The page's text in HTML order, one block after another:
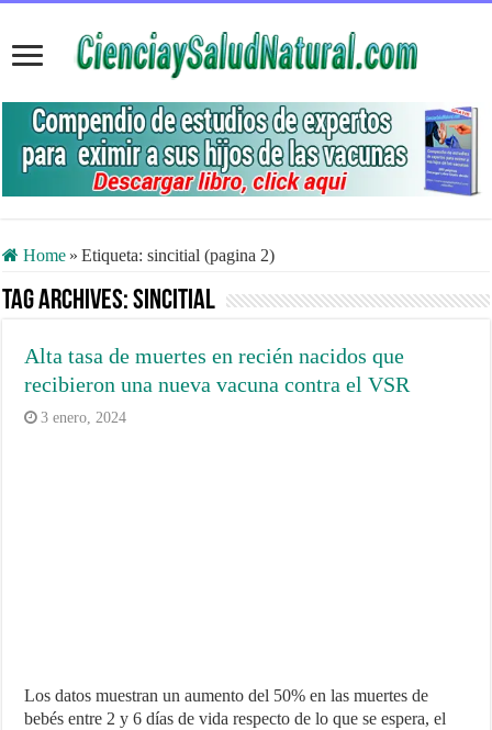
Home » Etiqueta:sincitial (pagina 2)
Tag Archives:sincitial
Alta tasa de muertes en recién nacidos que
recibieron una nueva vacuna contra el VSR
3 enero, 2024
Los datos muestran un aumento del 50% en las muertes de
bebés entre 2 y 6 días de vida respecto de lo que se espera, el